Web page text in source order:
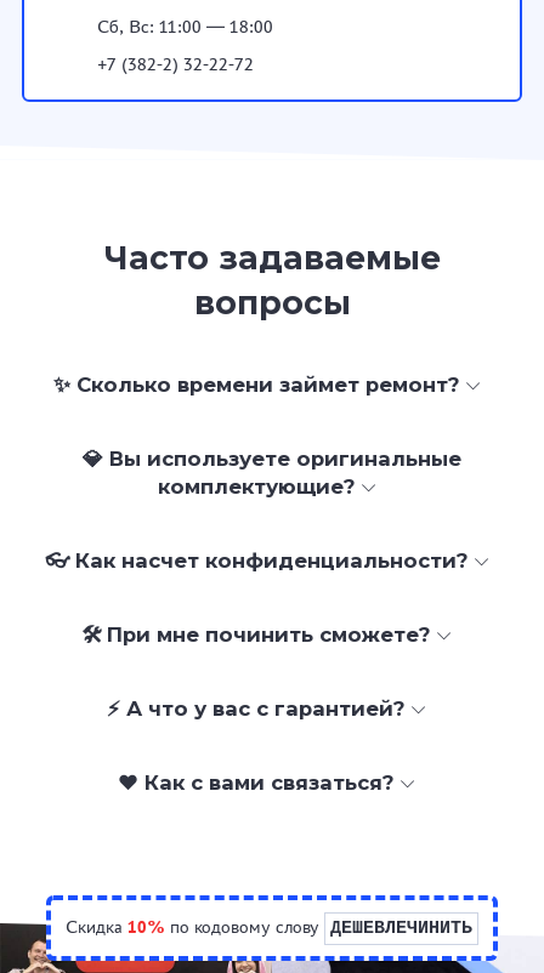
Сб, Вс: 11:00 — 18:00
+7 (382-2) 32-22-72
Часто задаваемые
вопросы
✨ Сколько времени займет ремонт?
💎 Вы используете оригинальные
комплектующие?
👓 Как насчет конфиденциальности?
🛠 При мне починить сможете?
⚡ А что у вас с гарантией?
❤️ Как с вами связаться?
Скидка 10% по кодовому слову ДЕШЕВЛЕЧИНИТЬ